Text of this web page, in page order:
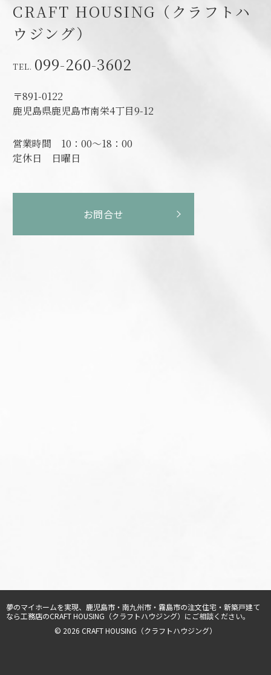
CRAFT HOUSING（クラフトハ
ウジング）
099-260-3602
〒891-0122
鹿児島県鹿児島市南栄4丁目9-12
営業時間 10：00～18：00
定休日
日曜日
お問合せ
© 2026 CRAFT HOUSING（クラフトハウジング）
夢のマイホームを実現、 鹿児島市・南九州市・霧島市の注文住宅・新築戸建て
なら工務店のCRAFT HOUSING（クラフトハウジング） にご相談ください。